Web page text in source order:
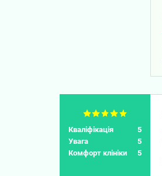
Кваліфікація
5
Увага
5
Комфорт клініки
5